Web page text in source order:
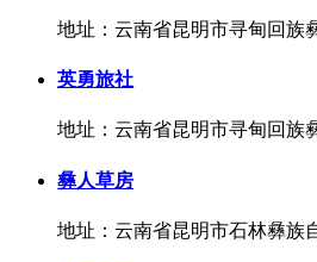
地址：云南省昆明市寻甸回族
英勇旅社
地址：云南省昆明市寻甸回族
彝人草房
地址：云南省昆明市石林彝族